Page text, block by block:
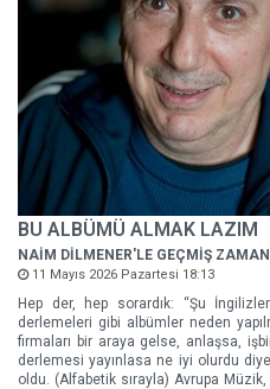
BU ALBÜMÜ ALMAK LAZIM
NAİM DİLMENER'LE GEÇMİŞ
11 Mayıs 2026 Pazartesi 18:13
Hep der, hep sorardık: “Şu
derlemeleri gibi albümler neden
firmaları bir araya gelse, anlaşsa,
derlemesi yayınlasa ne iyi olurdu
oldu. (Alfabetik sırayla) Avrupa